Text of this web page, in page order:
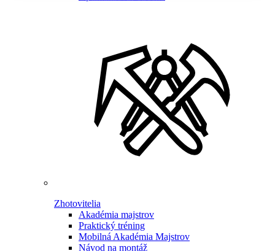
Zhotovitelia
Akadémia majstrov
Praktický tréning
Mobilná Akadémia Majstrov
Návod na montáž